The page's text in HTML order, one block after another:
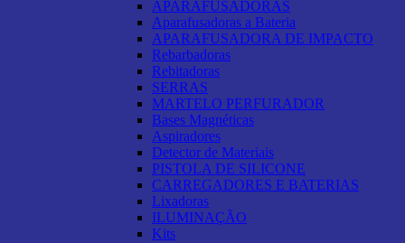
APARAFUSADORAS
Aparafusadoras a Bateria
APARAFUSADORA DE IMPACTO
Rebarbadoras
Rebitadoras
SERRAS
MARTELO PERFURADOR
Bases Magnéticas
Aspiradores
Detector de Materiais
PISTOLA DE SILICONE
CARREGADORES E BATERIAS
Lixadoras
ILUMINAÇÃO
Kits